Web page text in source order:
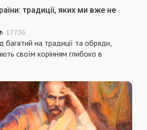
традиції, яких ми вже не
17736
багатий на традиції та обряди,
своїм корінням глибоко в